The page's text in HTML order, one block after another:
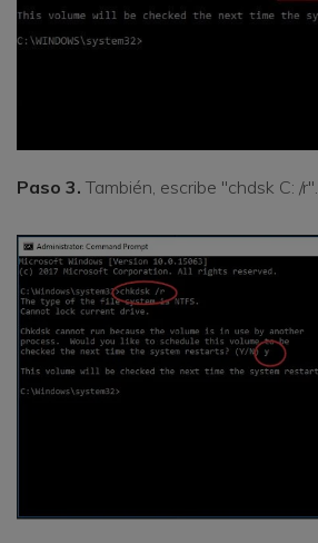
Paso 3. También, escribe "chdsk C: /r".